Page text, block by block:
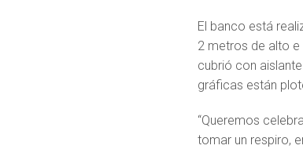
El banco está
2 metros de alto
cubrió con
gráficas están
“Queremos
tomar un respiro,